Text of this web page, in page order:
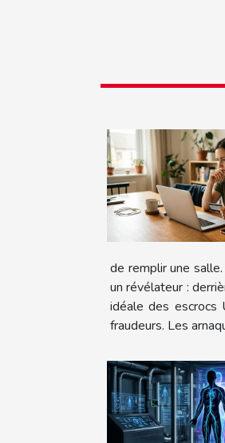
de remplir une
un révélateur :
idéale des escrocs
fraudeurs. Les